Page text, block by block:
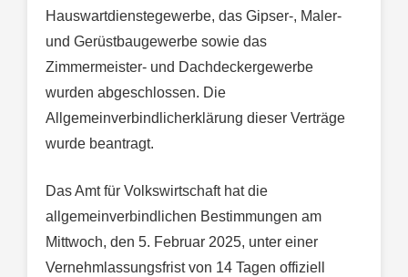
Hauswartdienstegewerbe, das Gipser-, Maler-
und Gerüstbaugewerbe sowie das
Zimmermeister- und Dachdeckergewerbe
wurden abgeschlossen. Die
Allgemeinverbindlicherklärung dieser Verträge
wurde beantragt.
Das Amt für Volkswirtschaft hat die
allgemeinverbindlichen Bestimmungen am
Mittwoch, den 5. Februar 2025, unter einer
Vernehmlassungsfrist von 14 Tagen offiziell